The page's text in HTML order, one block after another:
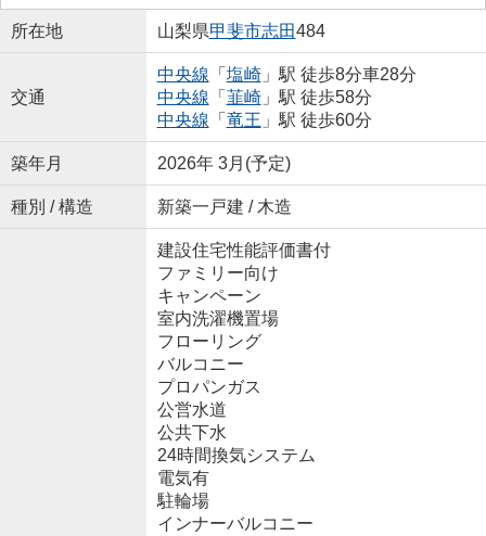
所在地 山梨県甲斐市志田484
交通
中央線 「 塩崎」駅 徒歩8分車28分
中央線 「 韮崎」駅 徒歩58分
中央線 「 竜王 」駅 徒歩60分
築年月 2026年 3月(予定)
種別 / 構造 新築一戸建 / 木造
建設住宅性能評価書付
ファミリー向け
キャンペーン
室内洗濯機置場
フローリング
バルコニー
プロパンガス
公営水道
公共下水
24時間換気システム
電気有
駐輪場
インナーバルコニー